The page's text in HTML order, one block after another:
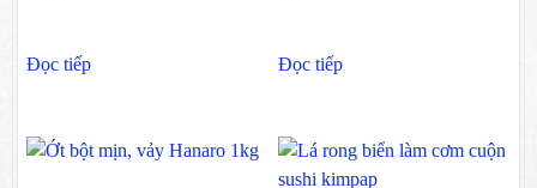
Đọc tiếp Đọc tiếp